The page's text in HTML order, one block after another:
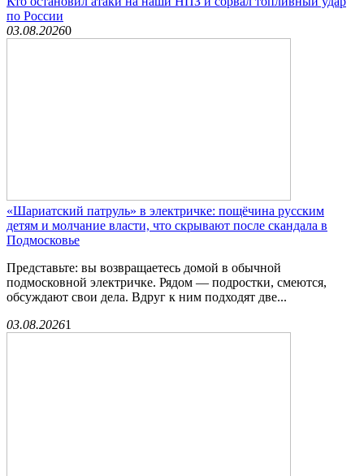
по России
03.08.20260
«Шариатский патруль» в электричке: пощёчина русским
детям и молчание власти, что скрывают после скандала в
Подмосковье
Представьте: вы возвращаетесь домой в обычной
подмосковной электричке. Рядом — подростки, смеются,
обсуждают свои дела. Вдруг к ним подходят две...
03.08.20261